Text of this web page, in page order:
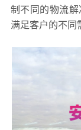
制不同的物流解
满足客户的不同